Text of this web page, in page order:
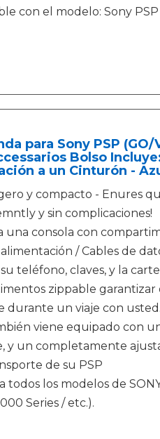
con el modelo: Sony PSP
para Sony PSP
Bolso
a un Cinturón -
y compacto - Enures
y sin complicaciones!
una consola con
/ Cables de
teléfono, claves, y la
zippable garantizar
durante un viaje con usted.
viene equipado con
y un completamente
de su PSP
todos los modelos de
Series / etc.).